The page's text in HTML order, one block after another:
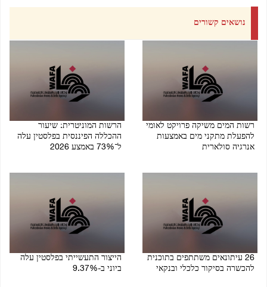
נושאים קשורים
רשות המים משיקה פרויקט לאומי
להפעלת מתקני מים באמצעות
אנרגיה סולארית
הרשות המוניטרית: שיעור
ההכללה הפיננסית בפלסטין עלה
ל־73% באמצע 2026
26 עיתונאים משתתפים בתוכנית
להכשרה בסיקור כלכלי ובנקאי
הייצור התעשייתי בפלסטין עלה
ביוני ב-9.37%